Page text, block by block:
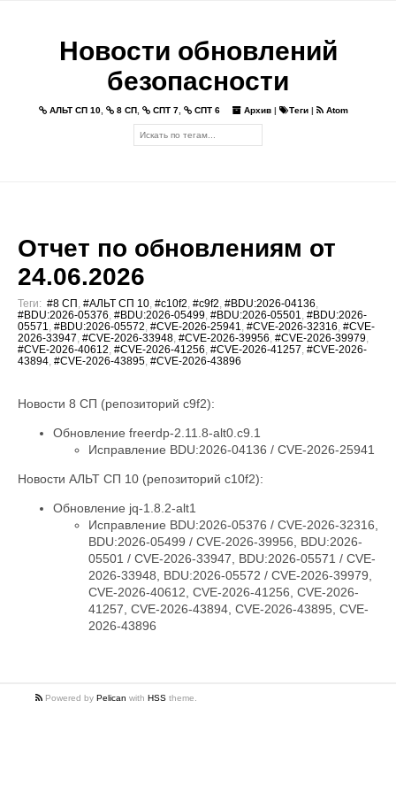
Новости обновлений
безопасности
АЛЬТ СП 10 8 СП СПТ 7 СПТ 6 Архив | Теги | Atom
Отчет по обновлениям от
24.06.2026
Теги: #8 СП #АЛЬТ СП 10 #c10f2 #c9f2 #BDU:2026-04136
#BDU:2026-05376 #BDU:2026-05499 #BDU:2026-05501
#BDU:2026-
05571
#BDU:2026-05572 #CVE-2026-25941 #CVE-2026-32316 #CVE-
2026-33947 #CVE-2026-33948 #CVE-2026-39956 #CVE-2026-39979
#CVE-2026-40612 #CVE-2026-41256 #CVE-2026-41257 #CVE-2026-
43894 #CVE-2026-43895 #CVE-2026-43896
Новости 8 СП (репозиторий c9f2):
Обновление freerdp-2.11.8-alt0.c9.1
Исправление BDU:2026-04136 / CVE-2026-25941
Новости АЛЬТ СП 10 (репозиторий c10f2):
Обновление jq-1.8.2-alt1
Исправление BDU:2026-05376 / CVE-2026-32316,
BDU:2026-05499 / CVE-2026-39956, BDU:2026-
05501 / CVE-2026-33947, BDU:2026-05571 / CVE-
2026-33948, BDU:2026-05572 / CVE-2026-39979,
CVE-2026-40612, CVE-2026-41256, CVE-2026-
41257, CVE-2026-43894, CVE-2026-43895, CVE-
2026-43896
Powered by Pelican with HSS theme.